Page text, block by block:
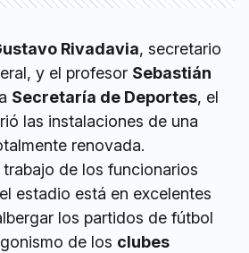
Rivadavia, secretario
y el profesor Sebastián
Secretaría de Deportes, el
las instalaciones de una
renovada.
de los funcionarios
estadio está en excelentes
los partidos de fútbol
de los clubes